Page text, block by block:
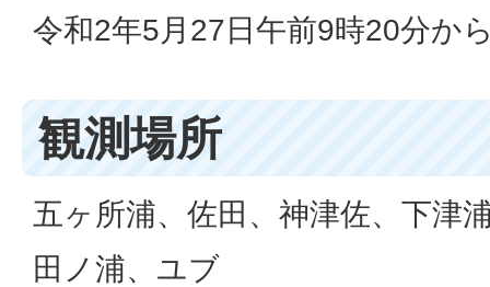
令和2年5月27日午前9時20分か
観測場所
五ヶ所浦、佐田、神津佐、下津
田ノ浦、ユブ